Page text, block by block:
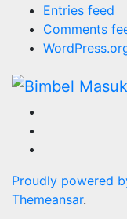
Entries feed
Comments
Proudly powered
Themeansar.